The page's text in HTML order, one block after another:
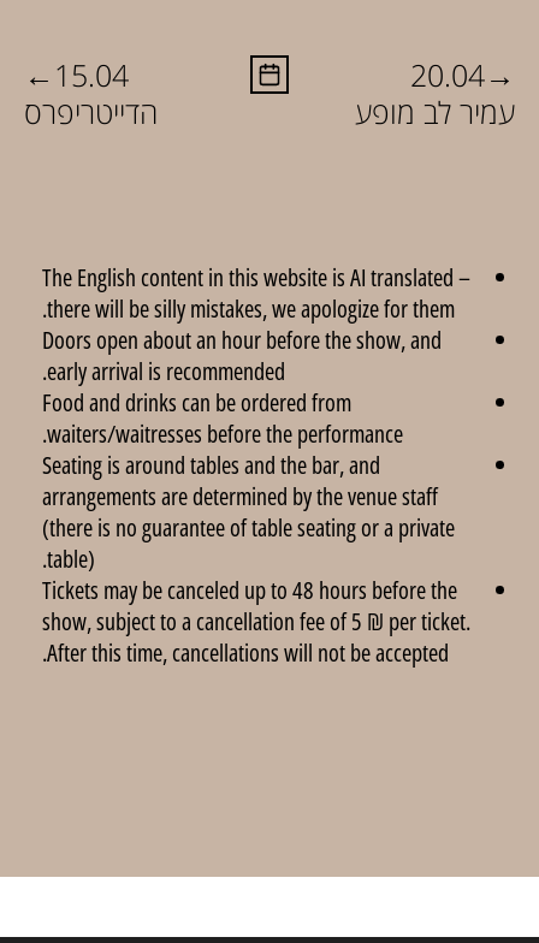
← 15.04
הדייטריפרס
20.04→
עמיר לב מופע
The English content in this website is AI translated –
there will be silly mistakes, we apologize for them.
Doors open about an hour before the show, and
early arrival is recommended.
Food and drinks can be ordered from
waiters/waitresses before the performance.
Seating is around tables and the bar, and
arrangements are determined by the venue staff
(there is no guarantee of table seating or a private
table).
Tickets may be canceled up to 48 hours before the
show, subject to a cancellation fee of 5 ₪ per ticket.
After this time, cancellations will not be accepted.